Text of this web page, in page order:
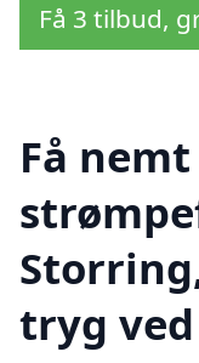
Få 3 tilbud,
Få
tryg ved